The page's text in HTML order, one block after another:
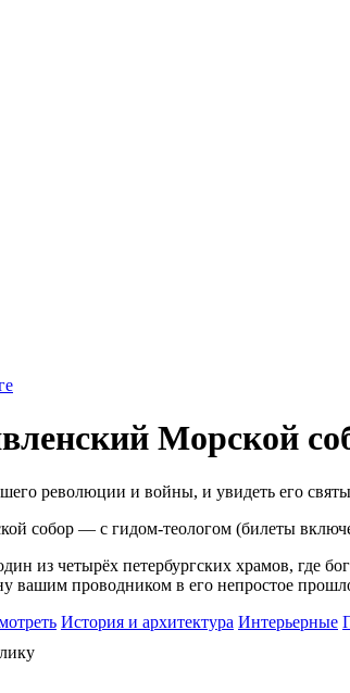
Морской
революции и войны, и увидеть его
из четырёх петербургских храмов, где
вашим проводником в его непростое
История и архитектура Интерьерные